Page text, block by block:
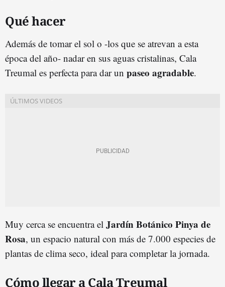
Qué hacer
Además de tomar el sol o -los que se atrevan a esta
época del año- nadar en sus aguas cristalinas, Cala
Treumal es perfecta para dar un paseo agradable.
Muy cerca se encuentra el Jardín Botánico Pinya de
Rosa, un espacio natural con más de 7.000 especies de
plantas de clima seco, ideal para completar la jornada.
Cómo llegar a Cala Treumal